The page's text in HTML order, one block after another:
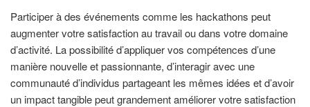
Participer à des événements comme les hackathons peut
augmenter votre satisfaction au travail ou dans votre domaine
d’activité. La possibilité d’appliquer vos compétences d’une
manière nouvelle et passionnante, d’interagir avec une
communauté d’individus partageant les mêmes idées et d’avoir
un impact tangible peut grandement améliorer votre satisfaction